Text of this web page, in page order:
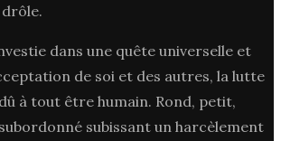
drôle.
dans une quête universelle et
de soi et des autres, la lutte
à tout être humain. Rond, petit,
subissant un harcèlement